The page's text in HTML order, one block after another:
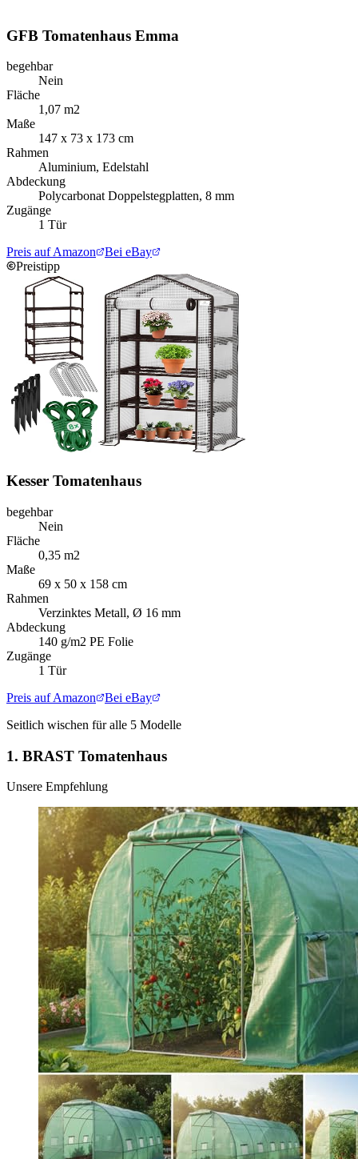
GFB Tomatenhaus Emma
begehbar
Nein
Fläche
1,07 m2
Maße
147 x 73 x 173 cm
Rahmen
Aluminium, Edelstahl
Abdeckung
Polycarbonat Doppelstegplatten, 8 mm
Zugänge
1 Tür
Preis auf Amazon
Bei eBay
Preistipp
Kesser Tomatenhaus
begehbar
Nein
Fläche
0,35 m2
Maße
69 x 50 x 158 cm
Rahmen
Verzinktes Metall, Ø 16 mm
Abdeckung
140 g/m2 PE Folie
Zugänge
1 Tür
Preis auf Amazon
Bei eBay
Seitlich wischen für alle 5 Modelle
1. BRAST Tomatenhaus
Unsere Empfehlung